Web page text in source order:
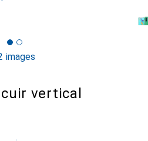
images
vertical